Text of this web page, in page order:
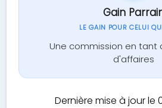
Gain
LE GAIN POUR CELUI
Une commission en tant
d'affaires
Dernière mise à jour le